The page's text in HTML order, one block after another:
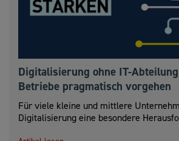
Digitalisierung ohne IT-
Betriebe pragmatisch vorgehen
Für viele kleine und mittlere
Digitalisierung eine besondere